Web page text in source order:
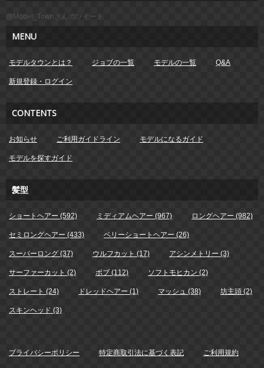
@Model_Townさんのツイート
MENU
モデルタウンとは？ ジョブの一覧 モデルの一覧 Q&A
新規登録・ログイン
CONTENTS
お知らせ ご利用ガイドライン モデルになるガイド
モデルを探すガイド
髪型
ショートヘアー (592) ミディアムヘアー (967) ロングヘアー (982)
セミロングヘアー (433) ベリーショートヘアー (26)
スーパーロング (37) ウルフカット (17) アシンメトリー (3)
サーファーカット (2) ボブ (112) ソフトモヒカン (2)
ストレート (24) ドレッドヘアー (1) マッシュ (38) 坊主頭 (2)
スキンヘッド (3)
プライバシーポリシー 特定商取引法に基づく表記 ご利用規約